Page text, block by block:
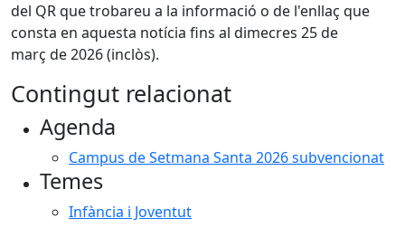
del QR que trobareu a la informació o de l'enllaç que
consta en aquesta notícia fins al dimecres 25 de
març de 2026 (inclòs).
Contingut relacionat
Agenda
Campus de Setmana Santa 2026 subvencionat
Temes
Infància i Joventut